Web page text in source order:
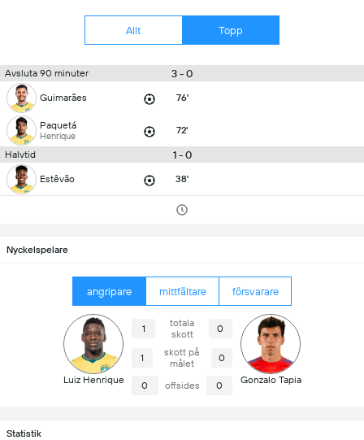
Allt Topp
Avsluta 90 minuter 3 - 0
Guimarães 76'
Paquetá
Henrique 72'
Halvtid 1 - 0
Estêvão 38'
Nyckelspelare
angripare mittfältare försvarare
Luiz Henrique
1
totala
skott
0
1
skott på
målet
0
0 offsides 0 Gonzalo Tapia
Statistik